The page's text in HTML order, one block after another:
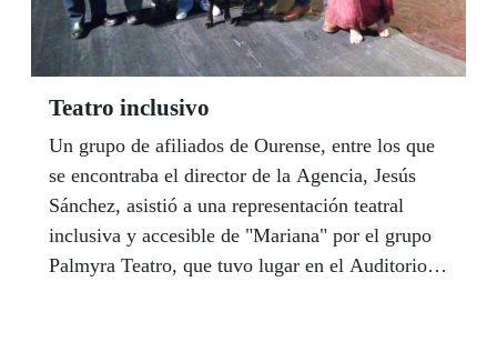
Teatro inclusivo
Un grupo de afiliados de Ourense, entre los que
se encontraba el director de la Agencia, Jesús
Sánchez, asistió a una representación teatral
inclusiva y accesible de "Mariana" por el grupo
Palmyra Teatro, que tuvo lugar en el Auditorio